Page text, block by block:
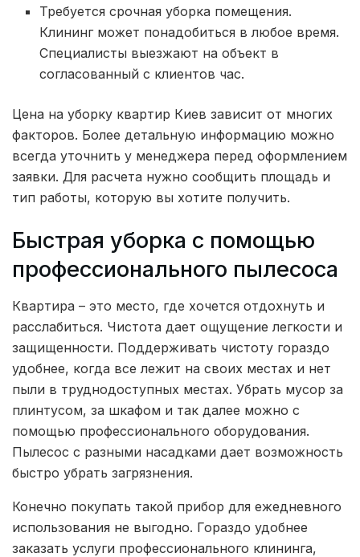
Требуется срочная уборка помещения.
Клининг может понадобиться в любое время.
Специалисты выезжают на объект в
согласованный с клиентов час.
Цена на уборку квартир Киев зависит от многих
факторов. Более детальную информацию можно
всегда уточнить у менеджера перед оформлением
заявки. Для расчета нужно сообщить площадь и
тип работы, которую вы хотите получить.
Быстрая уборка с помощью
профессионального пылесоса
Квартира – это место, где хочется отдохнуть и
расслабиться. Чистота дает ощущение легкости и
защищенности. Поддерживать чистоту гораздо
удобнее, когда все лежит на своих местах и нет
пыли в труднодоступных местах. Убрать мусор за
плинтусом, за шкафом и так далее можно с
помощью профессионального оборудования.
Пылесос с разными насадками дает возможность
быстро убрать загрязнения.
Конечно покупать такой прибор для ежедневного
использования не выгодно. Гораздо удобнее
заказать услуги профессионального клининга,